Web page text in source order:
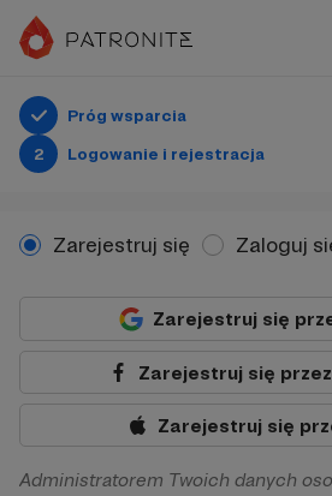
Próg wsparcia
2
Logowanie i rejestracja
Zarejestruj się Zaloguj
Zarejestruj się
Zarejestruj się
Zarejestruj się
Administratorem Twoich danych